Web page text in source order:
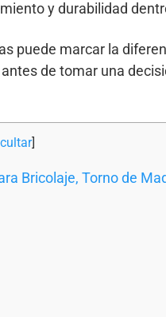
y durabilidad
puede marcar la
de tomar una
]
Bricolaje, Torno de